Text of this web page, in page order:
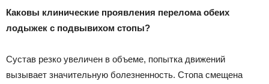
Каковы клинические проявления перелома обеих
лодыжек с подвывихом стопы?
Сустав резко увеличен в объеме, попытка движений
вызывает значительную болезненность. Стопа смещена